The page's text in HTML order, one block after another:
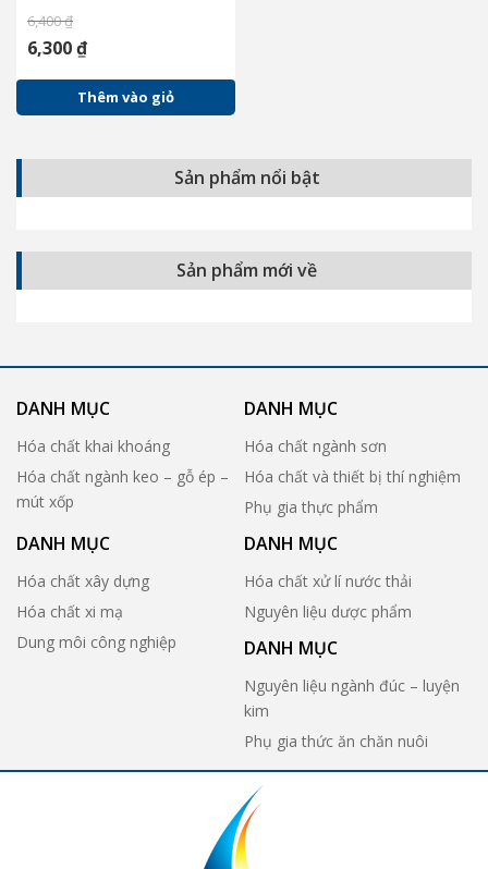
trong sản xuất pháo hoa
6,400₫
6,300₫
Thêm vào giỏ
Sản phẩm nổi bật
Sản phẩm mới về
DANH MỤC
Hóa chất khai khoáng
Hóa chất ngành keo – gỗ ép –
mút xốp
DANH MỤC
Hóa chất ngành sơn
Hóa chất và thiết bị thí nghiệm
Phụ gia thực phẩm
DANH MỤC
Hóa chất xây dựng
Hóa chất xi mạ
Dung môi công nghiệp
DANH MỤC
Hóa chất xử lí nước thải
Nguyên liệu dược phẩm
DANH MỤC
Nguyên liệu ngành đúc – luyện
kim
Phụ gia thức ăn chăn nuôi